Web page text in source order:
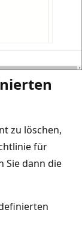
zu löschen,
für
Sie dann die